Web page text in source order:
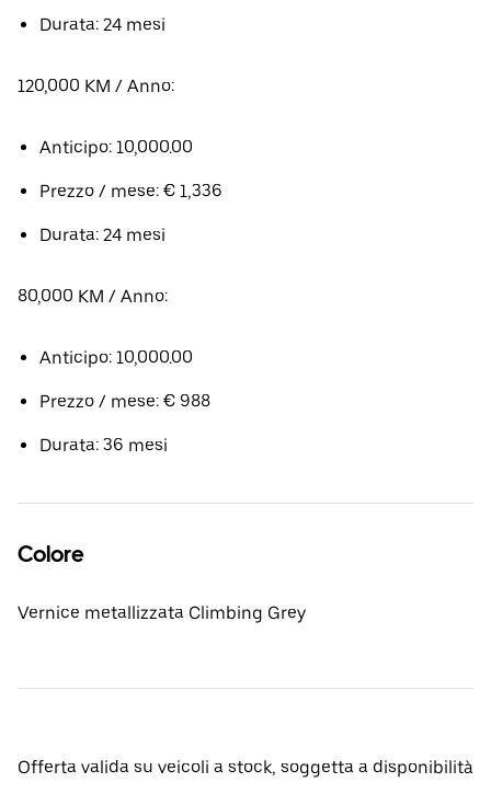
Durata: 24 mesi
120,000 KM / Anno:
Anticipo: 10,000.00
Prezzo / mese: € 1,336
Durata: 24 mesi
80,000 KM / Anno:
Anticipo: 10,000.00
Prezzo / mese: € 988
Durata: 36 mesi
Colore
Vernice metallizzata Climbing Grey
Offerta valida su veicoli a stock, soggetta a disponibilità